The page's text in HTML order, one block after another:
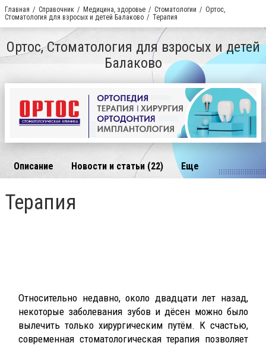
Главная Справочник Медицина, здоровье Стоматологии
Ортос,
Стоматология для взросых и детей Балаково
Терапия
Ортос, Стоматология для взросых и детей
Балаково
Описание Новости и статьи (22) Еще
Терапия
Относительно недавно, около двадцати лет назад,
некоторые заболевания зубов и дёсен можно было
вылечить только хирургическим путём. К счастью,
современная стоматологическая терапия позволяет